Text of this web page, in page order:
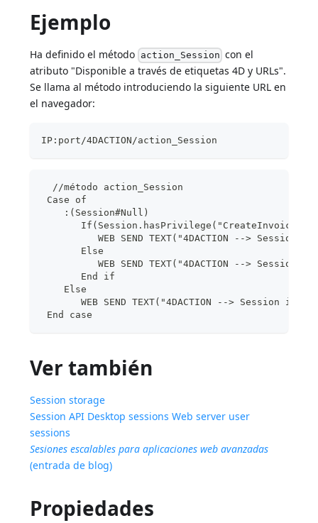
Ejemplo
Ha definido el método action_Session con el
atributo "Disponible a través de etiquetas 4D y URLs".
Se llama al método introduciendo la siguiente URL en
el navegador:
IP:port/4DACTION/action_Session
  //método action_Session
Case of
    :(Session#Null)
WEB SEND TEXT("4DACTION --> Session is
       Else
WEB SEND TEXT("4DACTION --> Session
       End if
    Else
WEB SEND TEXT("4DACTION --> Session is
End case
Ver también
Session storage
Session API Desktop sessions Web server user
sessions
Sesiones escalables para aplicaciones web avanzadas
(entrada de blog)
Propiedades